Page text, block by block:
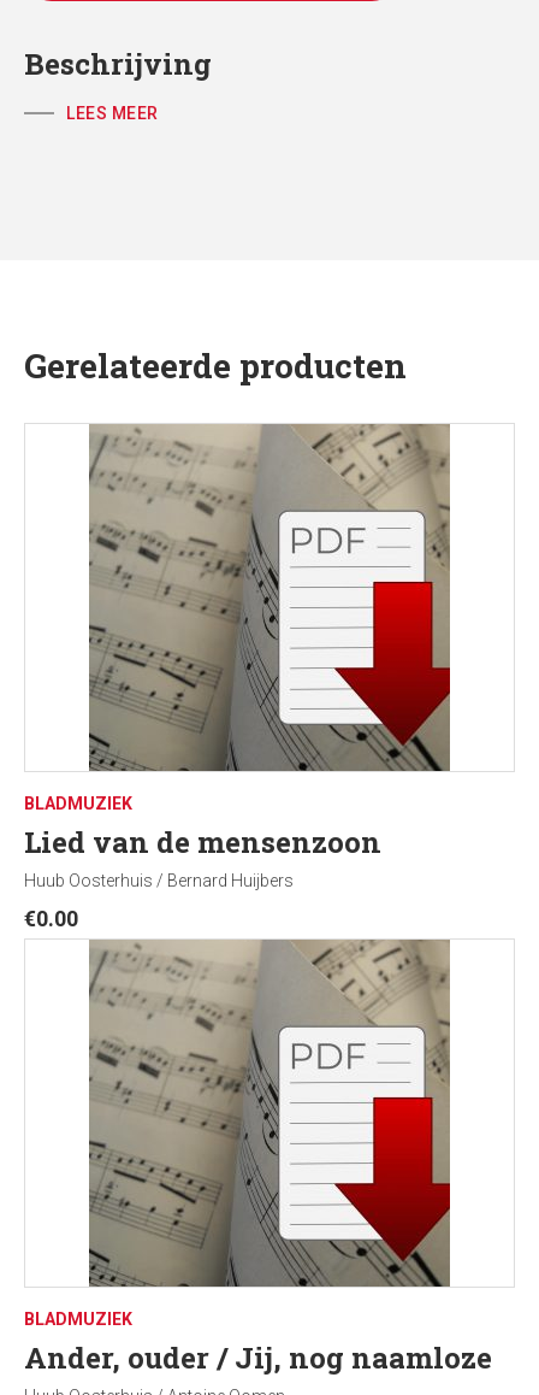
Beschrijving
LEES MEER
Gerelateerde producten
BLADMUZIEK
Lied van de mensenzoon
Huub Oosterhuis / Bernard Huijbers
€0.00
BLADMUZIEK
Ander, ouder / Jij, nog naamloze